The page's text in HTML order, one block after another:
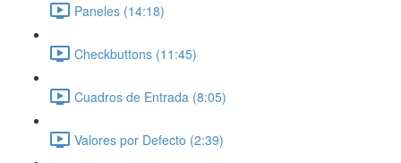
Paneles (14:18)
Checkbuttons (11:45)
Cuadros de Entrada (8:05)
Valores por Defecto (2:39)